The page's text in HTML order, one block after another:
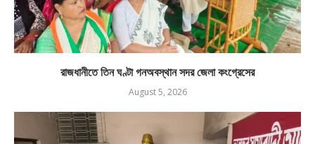
রাজধানীতে তিন ঘণ্টা গনঅবস্থান সদর জেলা কংগ্রেসের
August 5, 2026